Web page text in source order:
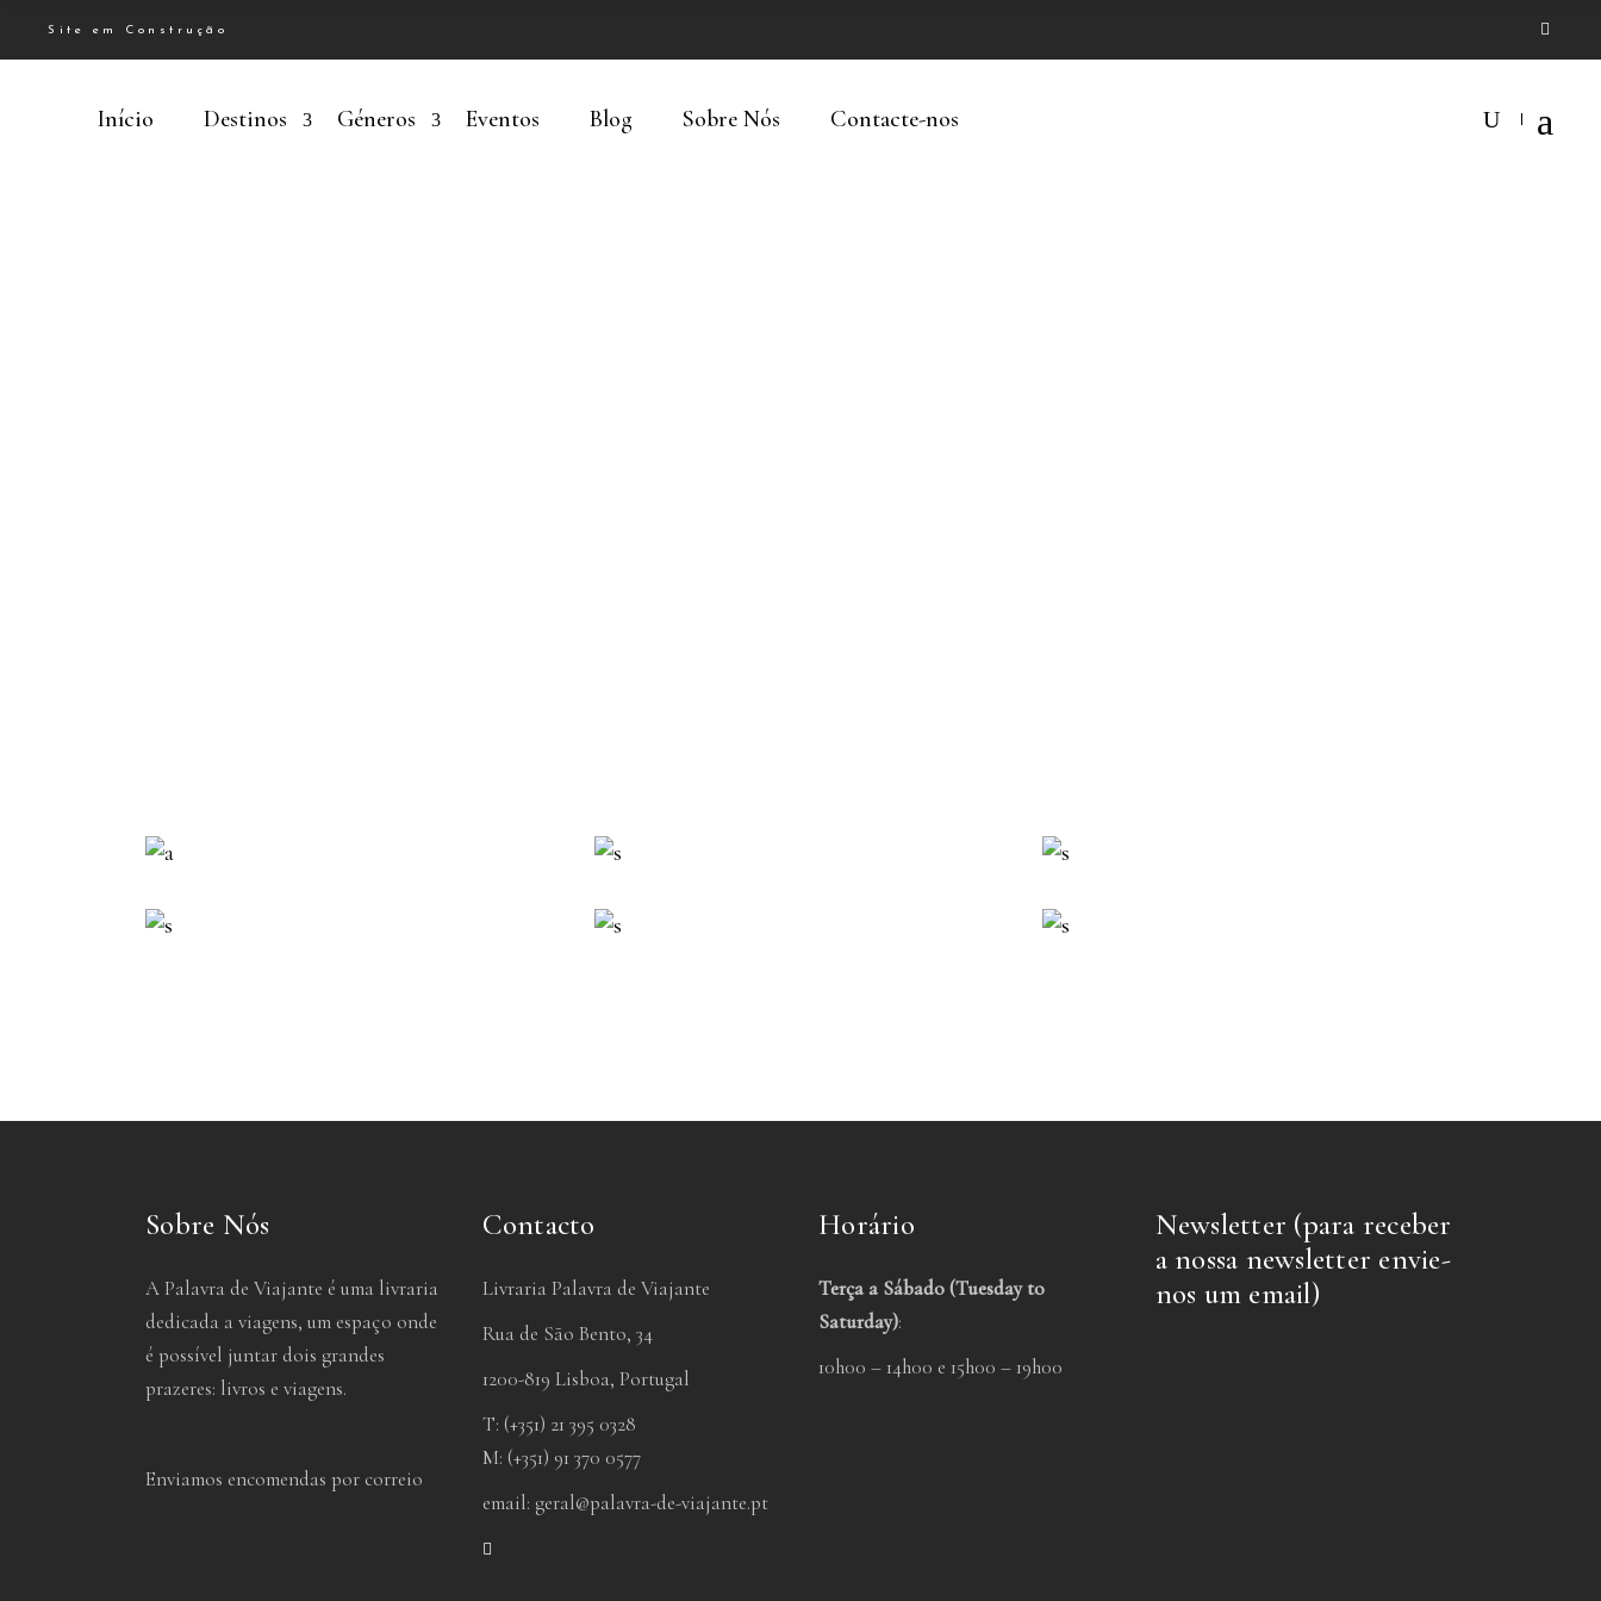
Site em Construção
Início Destinos Géneros Eventos Blog Sobre Nós Contacte-nos
Sobre Nós
A Palavra de Viajante é uma livraria
dedicada a viagens, um espaço onde
é possível juntar dois grandes
prazeres: livros e viagens.
Enviamos encomendas por correio
Contacto
Livraria Palavra de Viajante
Rua de São Bento, 34
1200-819 Lisboa, Portugal
T: (+351) 21 395 0328
M: (+351) 91 370 0577
email: geral@palavra-de-viajante.pt
Horário
Terça a Sábado (Tuesday to
Saturday):
10h00 – 14h00 e 15h00 – 19h00
Newsletter (para receber
a nossa newsletter envie-
nos um email)